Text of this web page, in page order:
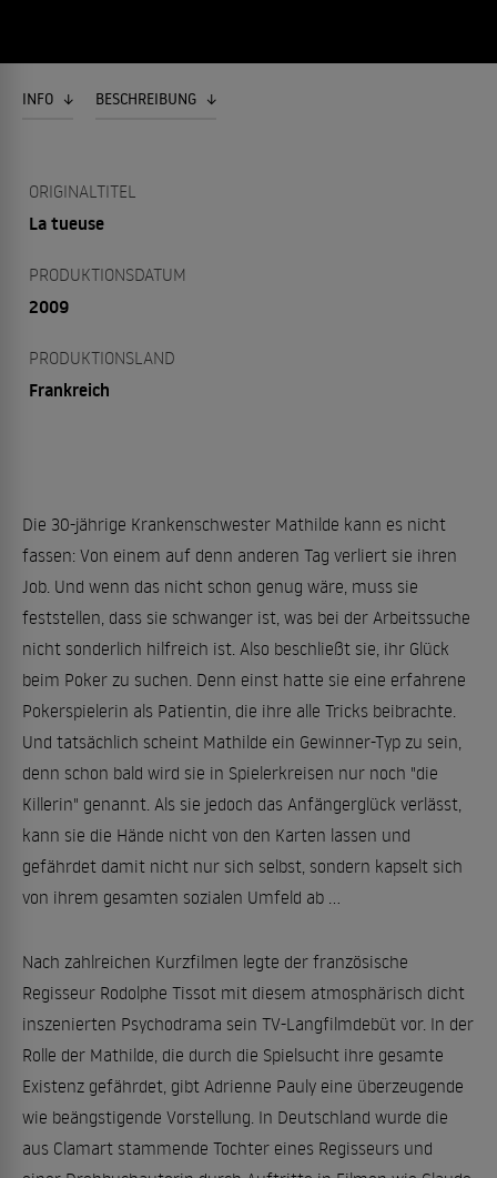
INFO BESCHREIBUNG
ORIGINALTITEL
La tueuse
PRODUKTIONSDATUM
2009
PRODUKTIONSLAND
Frankreich
Die 30-jährige Krankenschwester Mathilde kann es nicht
fassen: Von einem auf denn anderen Tag verliert sie ihren
Job. Und wenn das nicht schon genug wäre, muss sie
feststellen, dass sie schwanger ist, was bei der Arbeitssuche
nicht sonderlich hilfreich ist. Also beschließt sie, ihr Glück
beim Poker zu suchen. Denn einst hatte sie eine erfahrene
Pokerspielerin als Patientin, die ihre alle Tricks beibrachte.
Und tatsächlich scheint Mathilde ein Gewinner-Typ zu sein,
denn schon bald wird sie in Spielerkreisen nur noch "die
Killerin" genannt. Als sie jedoch das Anfängerglück verlässt,
kann sie die Hände nicht von den Karten lassen und
gefährdet damit nicht nur sich selbst, sondern kapselt sich
von ihrem gesamten sozialen Umfeld ab ...
Nach zahlreichen Kurzfilmen legte der französische
Regisseur Rodolphe Tissot mit diesem atmosphärisch dicht
inszenierten Psychodrama sein TV-Langfilmdebüt vor. In der
Rolle der Mathilde, die durch die Spielsucht ihre gesamte
Existenz gefährdet, gibt Adrienne Pauly eine überzeugende
wie beängstigende Vorstellung. In Deutschland wurde die
aus Clamart stammende Tochter eines Regisseurs und